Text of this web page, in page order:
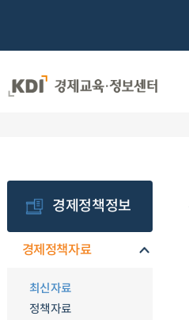
경제정책정보
경제정책자료
최신자료
정책자료